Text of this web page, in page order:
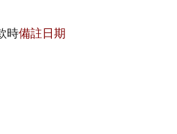
時備註日期